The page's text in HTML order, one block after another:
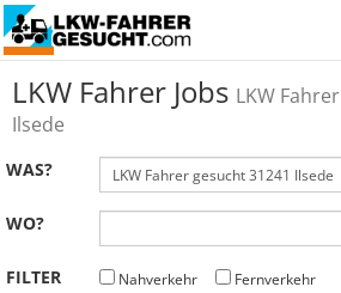
LKW Fahrer Jobs LKW
Ilsede
WAS?
WO?
FILTER Nahverkehr
Fernverkehr